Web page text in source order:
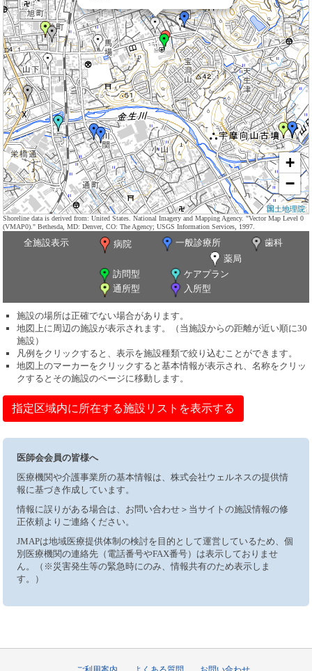
+
−
国土地理院
Shoreline data is derived from: United States. National Imagery and Mapping Agency. "Vector Map Level 0
(VMAP0)." Bethesda, MD: Denver, CO: The Agency; USGS Information Services, 1997.
全施設表示 病院 一般診療所
歯科
薬局
訪問型
ケアプラン
通所型
入所型
施設の場所は正確でない場合があります。
地図上に周辺の施設が表示されます。（当施設からの距離が近い順に30
施設）
凡例をクリックすると、表示を施設種類で絞り込むことができます。
地図上のマーカーをクリックすると基本情報が表示され、名称をクリッ
クするとその施設のページに移動します。
指定区域内に所在する施設リストを表示する
医師会会員の皆様へ
医療機関や介護事業所の基本情報は、株式会社ウェルネスの提供情
報に基づき作成しています。
情報に誤りがある場合は、お問い合わせ＞当サイトの施設情報の修
正依頼よりご連絡ください。
JMAPは地域医療提供体制の検討を目的として運営しているため、個
別医療機関の連絡先（電話番号やFAX番号）は表示しておりませ
ん。（※災害発生等の緊急時にのみ、情報共有のため表示しま
す。）